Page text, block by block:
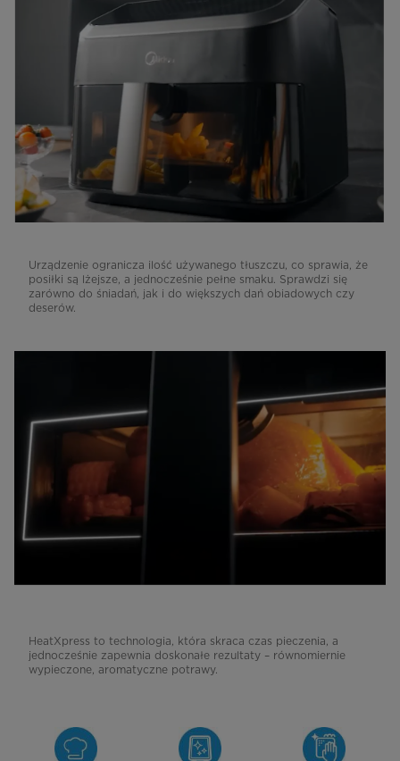
Urządzenie ogranicza ilość używanego tłuszczu, co sprawia, że
posiłki są lżejsze, a jednocześnie pełne smaku. Sprawdzi się
zarówno do śniadań, jak i do większych dań obiadowych czy
deserów.
HeatXpress to technologia, która skraca czas pieczenia, a
jednocześnie zapewnia doskonałe rezultaty – równomiernie
wypieczone, aromatyczne potrawy.